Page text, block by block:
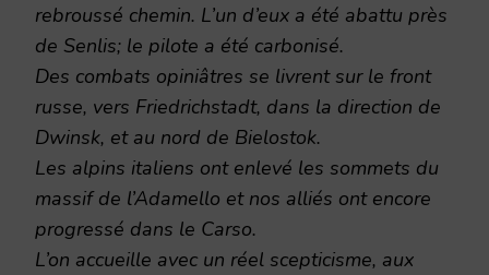
rebroussé chemin. L’un d’eux a été abattu près
de Senlis; le pilote a été carbonisé.
Des combats opiniâtres se livrent sur le front
russe, vers Friedrichstadt, dans la direction de
Dwinsk, et au nord de Bielostok.
Les alpins italiens ont enlevé les sommets du
massif de l’Adamello et nos alliés ont encore
progressé dans le Carso.
L’on accueille avec un réel scepticisme, aux